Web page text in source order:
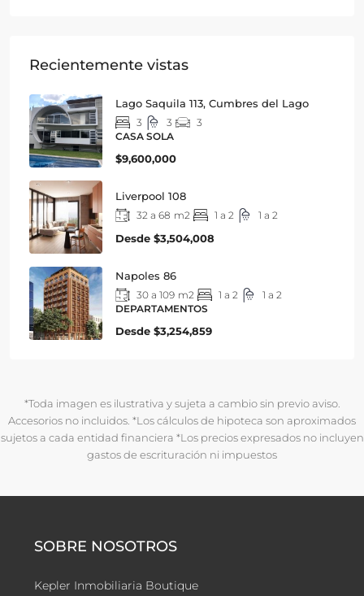
Recientemente vistas
Lago Saquila 113, Cumbres del Lago
3 3
3
CASA SOLA
$9,600,000
Liverpool 108
32 a 68 m2 1 a 2 1 a 2
Desde $3,504,008
Napoles 86
30 a 109 m2 1 a 2
1 a 2
DEPARTAMENTOS
Desde $3,254,859
*Toda imagen es ilustrativa y sujeta a cambio sin previo aviso.
Accesorios no incluidos. *Los cálculos de hipoteca son aproximados
sujetos a cada entidad financiera *Los precios expresados no incluyen
gastos de escrituración ni impuestos
SOBRE NOSOTROS
Kepler Inmobiliaria Boutique